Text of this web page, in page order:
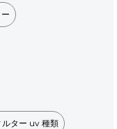
ルター uv 種類